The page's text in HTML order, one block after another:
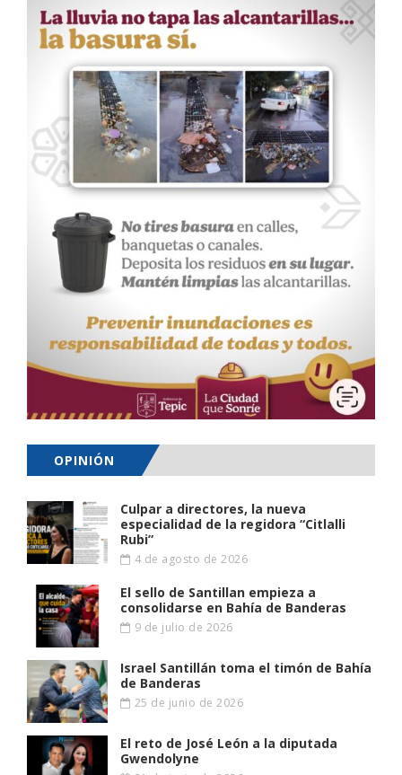
OPINIÓN
Culpar a directores, la nueva
especialidad de la regidora “Citlalli
Rubi”
4 de agosto de 2026
El sello de Santillan empieza a
consolidarse en Bahía de Banderas
9 de julio de 2026
Israel Santillán toma el timón de Bahía
de Banderas
25 de junio de 2026
El reto de José León a la diputada
Gwendolyne